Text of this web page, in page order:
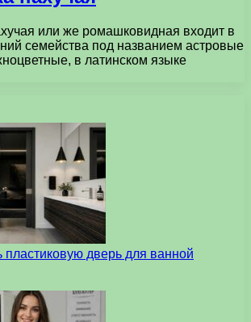
или же ромашковидная входит в
семейства под названием астровые
в латинском языке
пластиковую дверь для ванной